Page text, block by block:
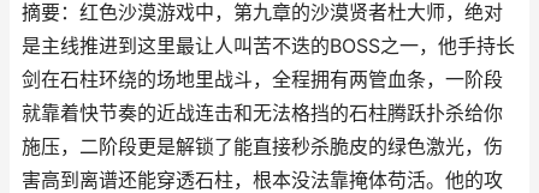
摘要：红色沙漠游戏中，第九章的沙漠贤者杜大师，绝对
是主线推进到这里最让人叫苦不迭的BOSS之一，他手持长
剑在石柱环绕的场地里战斗，全程拥有两管血条，一阶段
就靠着快节奏的近战连击和无法格挡的石柱腾跃扑杀给你
施压，二阶段更是解锁了能直接秒杀脆皮的绿色激光，伤
害高到离谱还能穿透石柱，根本没法靠掩体苟活。他的攻